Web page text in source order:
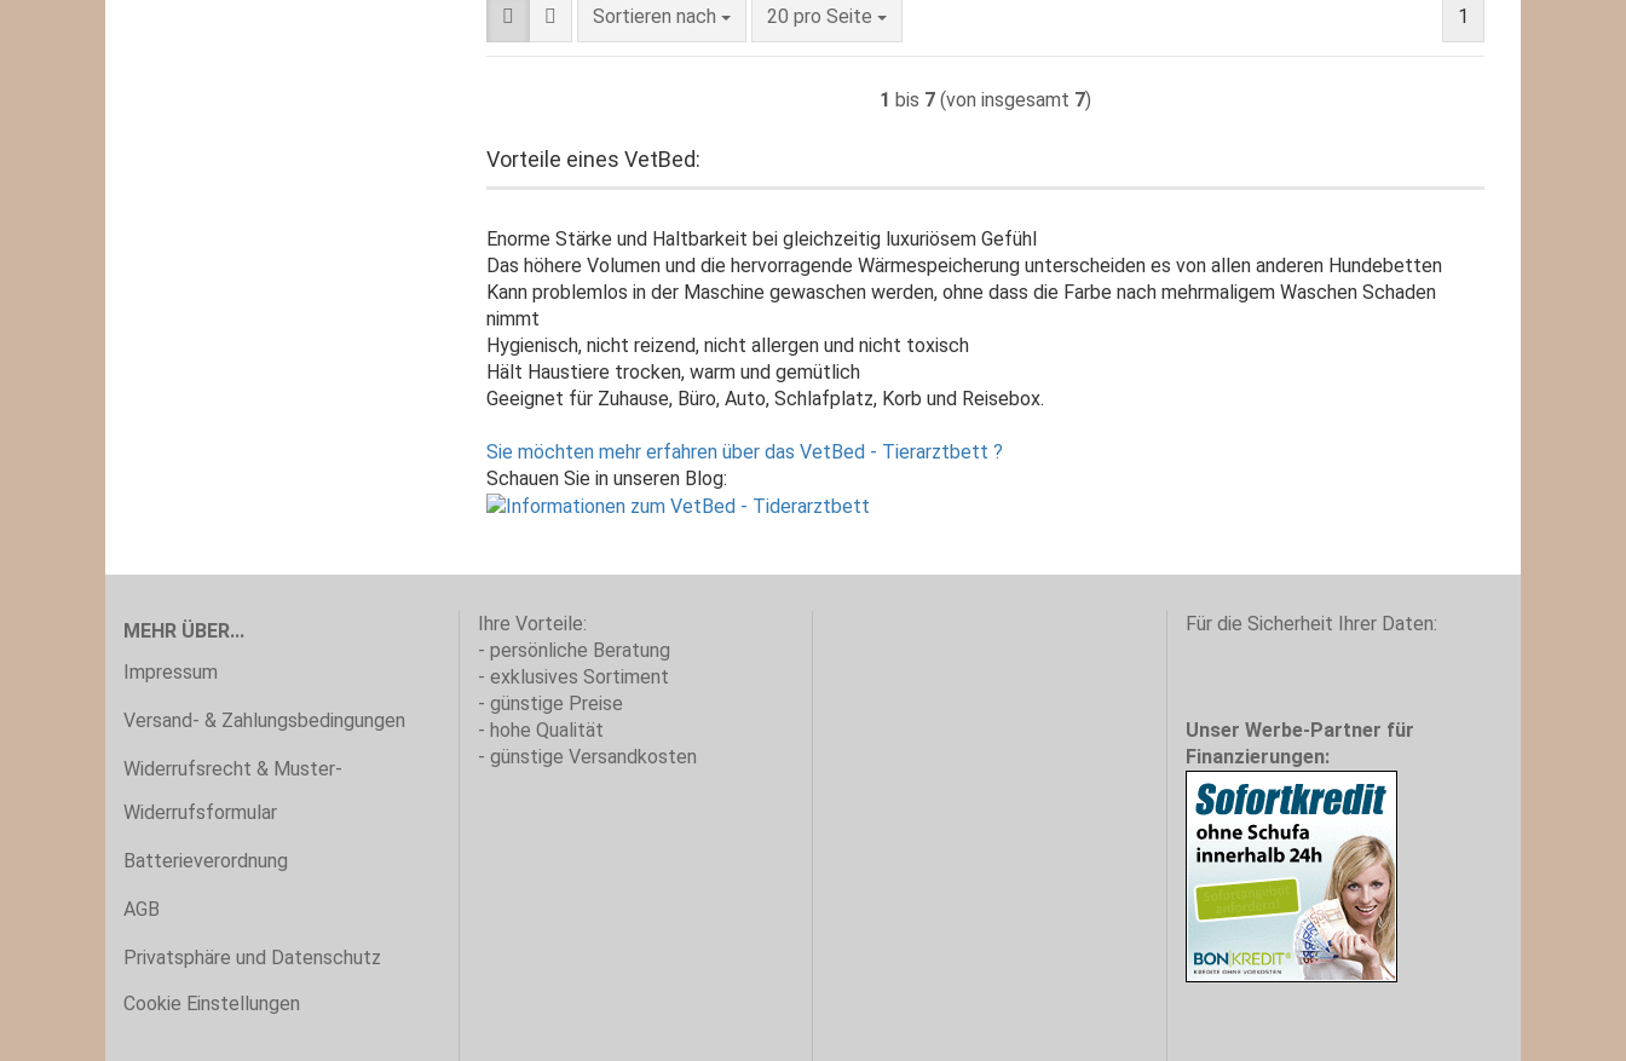
Sortieren nach
Sortieren nach 20 pro Seite
pro Seite 1
1 bis 7 (von insgesamt 7)
Vorteile eines VetBed:
Enorme Stärke und Haltbarkeit bei gleichzeitig luxuriösem Gefühl
Das höhere Volumen und die hervorragende Wärmespeicherung unterscheiden es von allen anderen Hundebetten
Kann problemlos in der Maschine gewaschen werden, ohne dass die Farbe nach mehrmaligem Waschen Schaden
nimmt
Hygienisch, nicht reizend, nicht allergen und nicht toxisch
Hält Haustiere trocken, warm und gemütlich
Geeignet für Zuhause, Büro, Auto, Schlafplatz, Korb und Reisebox.
Sie möchten mehr erfahren über das VetBed - Tierarztbett ?
Schauen Sie in unseren Blog:
MEHR ÜBER...
Impressum
Versand- & Zahlungsbedingungen
Widerrufsrecht & Muster-
Widerrufsformular
Batterieverordnung
AGB
Privatsphäre und Datenschutz
Cookie Einstellungen
Ihre Vorteile:
- persönliche Beratung
- exklusives Sortiment
- günstige Preise
- hohe Qualität
- günstige Versandkosten
Für die Sicherheit Ihrer Daten:
Unser Werbe-Partner für
Finanzierungen: